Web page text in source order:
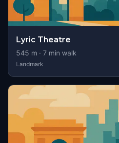
Lyric Theatre
545 m · 7 min walk
Landmark